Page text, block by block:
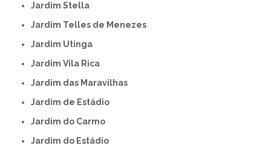
Jardim Stella
Jardim Telles de Menezes
Jardim Utinga
Jardim Vila Rica
Jardim das Maravilhas
Jardim de Estádio
Jardim do Carmo
Jardim do Estádio